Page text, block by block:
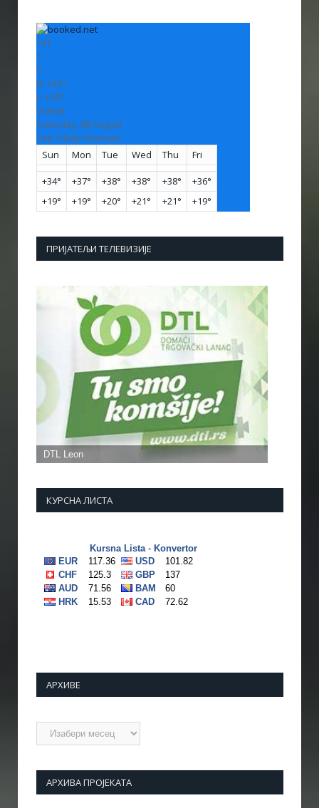
+31
°
C
H: +32°
L: +20°
Vranje
Saturday, 08 August
See 7-Day Forecast
Sun
Mon Tue Wed Thu Fri
+34° +37° +38° +38° +38° +36°
+19° +19° +20° +21° +21° +19°
ПРИЈАТЕЉИ ТЕЛЕВИЗИЈЕ
КУРСНА ЛИСТА
АРХИВЕ
Архиве
АРХИВА ПРОЈЕКАТА